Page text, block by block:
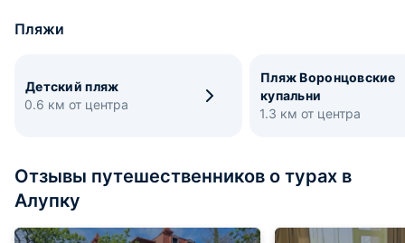
Пляжи
Детский пляж
0.6 км от центра
Пляж Воронцовские
купальни
1.3 км от центра
Отзывы путешественников о турах в
Алупку